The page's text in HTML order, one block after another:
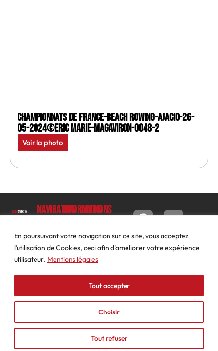
En poursuivant votre navigation sur ce site, vous acceptez
l’utilisation de Cookies, ceci afin d'améliorer votre expérience
utilisateur. Mentions légales
Choisir
Tout refuser
Tout accepter
Championnats de France-Beach rowing-Ajacio-26-
05-2024©Eric Marie-MagAviron-0048-2
Voir la photo
Luc
Barbier
69640
74
87
contact@mediasaviron.fr
Navigation
Le
Magazine
Photos
Actualités
Podcasts
Informations
Conditions
générales
de ventes
Mentions
légales
Mon
Tableau
de bord
Commandes
Adresses
Détails
du
compte